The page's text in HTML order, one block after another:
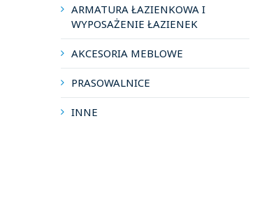
ARMATURA ŁAZIENKOWA I
WYPOSAŻENIE ŁAZIENEK
AKCESORIA MEBLOWE
PRASOWALNICE
INNE